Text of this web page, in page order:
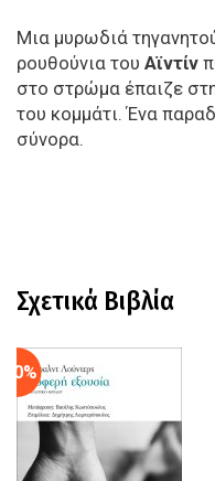
Μια μυρωδιά
ρουθούνια του Αϊντίν
στο στρώμα έπαιζε
του κομμάτι. Ένα
σύνορα.
Σχετικά Βιβλία